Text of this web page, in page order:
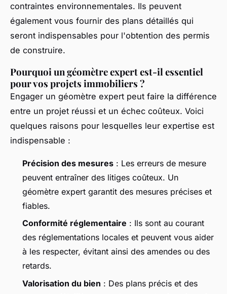
contraintes environnementales. Ils peuvent
également vous fournir des plans détaillés qui
seront indispensables pour l'obtention des permis
de construire.
Pourquoi un géomètre expert est-il essentiel
pour vos projets immobiliers ?
Engager un géomètre expert peut faire la différence
entre un projet réussi et un échec coûteux. Voici
quelques raisons pour lesquelles leur expertise est
indispensable :
Précision des mesures : Les erreurs de mesure
peuvent entraîner des litiges coûteux. Un
géomètre expert garantit des mesures précises et
fiables.
Conformité réglementaire : Ils sont au courant
des réglementations locales et peuvent vous aider
à les respecter, évitant ainsi des amendes ou des
retards.
Valorisation du bien : Des plans précis et des